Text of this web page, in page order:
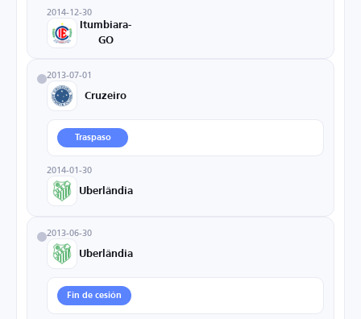
2014-12-30
Itumbiara-
GO
2013-07-01
Cruzeiro
Traspaso
2014-01-30
Uberlândia
2013-06-30
Uberlândia
Fin de cesión